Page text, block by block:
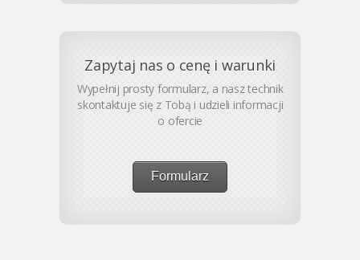
Zapytaj nas o cenę i warunki
Wypełnij prosty formularz, a nasz technik
skontaktuje się z Tobą i udzieli informacji
o ofercie
Formularz